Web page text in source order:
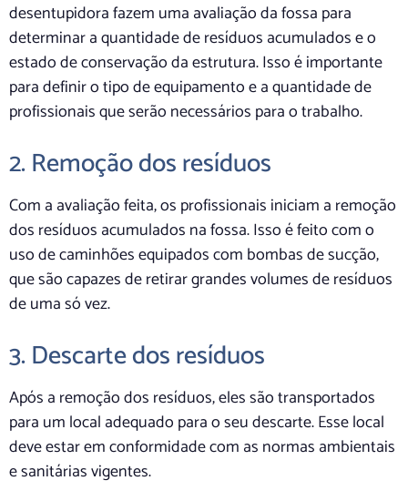
desentupidora fazem uma avaliação da fossa para
determinar a quantidade de resíduos acumulados e o
estado de conservação da estrutura. Isso é importante
para definir o tipo de equipamento e a quantidade de
profissionais que serão necessários para o trabalho.
2. Remoção dos resíduos
Com a avaliação feita, os profissionais iniciam a remoção
dos resíduos acumulados na fossa. Isso é feito com o
uso de caminhões equipados com bombas de sucção,
que são capazes de retirar grandes volumes de resíduos
de uma só vez.
3. Descarte dos resíduos
Após a remoção dos resíduos, eles são transportados
para um local adequado para o seu descarte. Esse local
deve estar em conformidade com as normas ambientais
e sanitárias vigentes.